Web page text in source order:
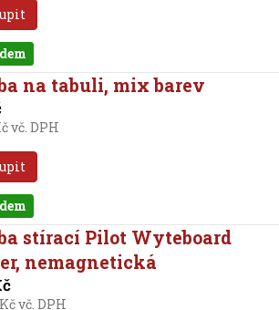
na tabuli, mix barev
vč. DPH
stírací Pilot Wyteboard
nemagnetická
vč. DPH